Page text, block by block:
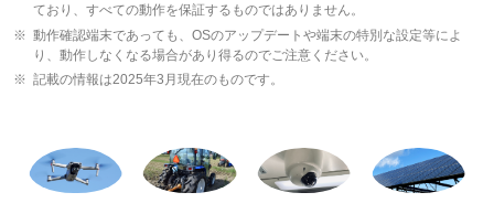
ており、すべての動作を保証するものではありません。
動作確認端末であっても、OSのアップデートや端末の特別な設定等によ
り、動作しなくなる場合があり得るのでご注意ください。
記載の情報は2025年3月現在のものです。